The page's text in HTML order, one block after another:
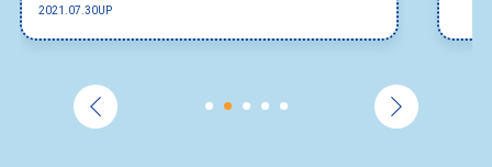
2021.07.30UP